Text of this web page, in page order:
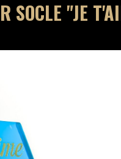
SOCLE "JE